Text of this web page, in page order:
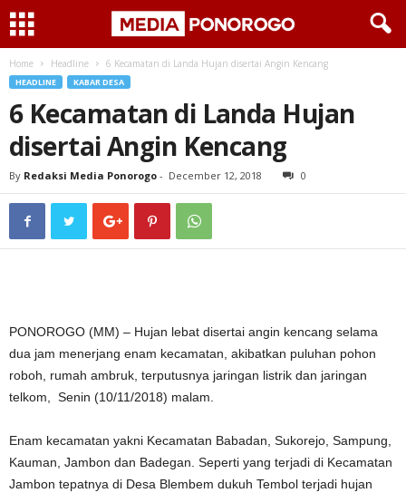
Home Headline 6 Kecamatan di Landa Hujan disertai Angin Kencang
HEADLINE KABAR DESA
6 Kecamatan di Landa Hujan
disertai Angin Kencang
By Redaksi Media Ponorogo - December 12, 2018 0
PONOROGO (MM) – Hujan lebat disertai angin kencang selama
dua jam menerjang enam kecamatan, akibatkan puluhan pohon
roboh, rumah ambruk, terputusnya jaringan listrik dan jaringan
telkom, Senin (10/11/2018) malam.
Enam kecamatan yakni Kecamatan Babadan, Sukorejo, Sampung,
Kauman, Jambon dan Badegan. Seperti yang terjadi di Kecamatan
Jambon tepatnya di Desa Blembem dukuh Tembol terjadi hujan